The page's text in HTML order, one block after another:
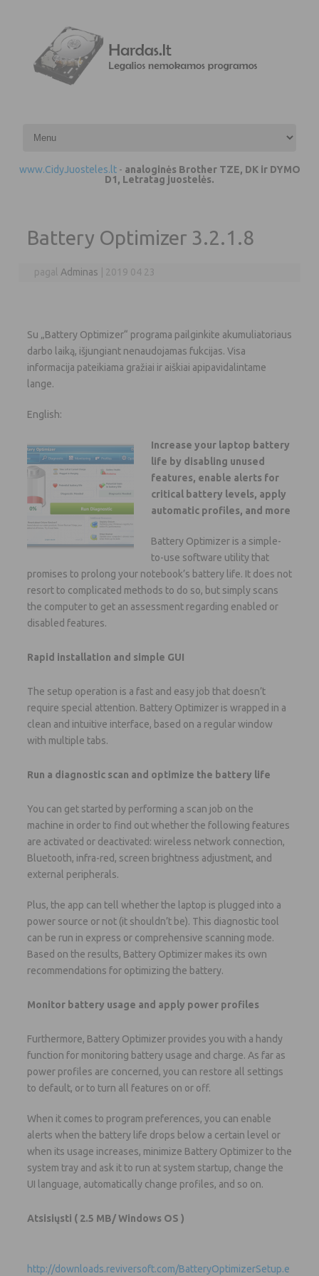
www.CidyJuosteles.lt- analoginės Brother TZE, DK ir DYMO
D1, Letratag juostelės.
Battery Optimizer 3.2.1.8
pagal Adminas 2019 04 23
Su „Battery Optimizer“ programa pailginkite akumuliatoriaus
darbo laiką, išjungiant nenaudojamas fukcijas. Visa
informacija pateikiama gražiai ir aiškiai apipavidalintame
lange.
English:
Increase your laptop battery
life by disabling unused
features, enable alerts for
critical battery levels, apply
automatic profiles, and more
Battery Optimizer is a simple-
to-use software utility that
promises to prolong your notebook’s battery life. It does not
resort to complicated methods to do so, but simply scans
the computer to get an assessment regarding enabled or
disabled features.
Rapid installation and simple GUI
The setup operation is a fast and easy job that doesn’t
require special attention. Battery Optimizer is wrapped in a
clean and intuitive interface, based on a regular window
with multiple tabs.
Run a diagnostic scan and optimize the battery life
You can get started by performing a scan job on the
machine in order to find out whether the following features
are activated or deactivated: wireless network connection,
Bluetooth, infra-red, screen brightness adjustment, and
external peripherals.
Plus, the app can tell whether the laptop is plugged into a
power source or not (it shouldn’t be). This diagnostic tool
can be run in express or comprehensive scanning mode.
Based on the results, Battery Optimizer makes its own
recommendations for optimizing the battery.
Monitor battery usage and apply power profiles
Furthermore, Battery Optimizer provides you with a handy
function for monitoring battery usage and charge. As far as
power profiles are concerned, you can restore all settings
to default, or to turn all features on or off.
When it comes to program preferences, you can enable
alerts when the battery life drops below a certain level or
when its usage increases, minimize Battery Optimizer to the
system tray and ask it to run at system startup, change the
UI language, automatically change profiles, and so on.
Atsisiųsti ( 2.5 MB/ Windows OS )
http://downloads.reviversoft.com/BatteryOptimizerSetup.e